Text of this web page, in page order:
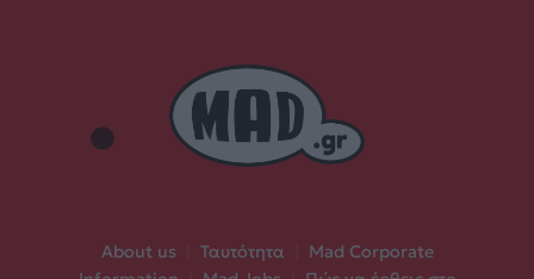
About us Ταυτότητα
Mad Corporate